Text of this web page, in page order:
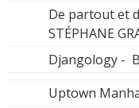
De partout et
STÉPHANE
Djangology -
Uptown